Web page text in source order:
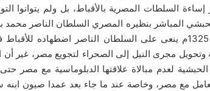
السلطات المصرية بالأقباط، بل ولم يتوانوا
المباشر بنظيره المصري السلطان الناصر محمد
من عمدب سهيون في عام 1325م ينعى على السلطان الناصر
مجرى النيل إلى الصحراء لتجويع مصر، غير أن
لعدم مبالاة علاقتها الدبلوماسية مع مصر
مع مصر، وخاصة عند ما جاء بعد عمدا صيون